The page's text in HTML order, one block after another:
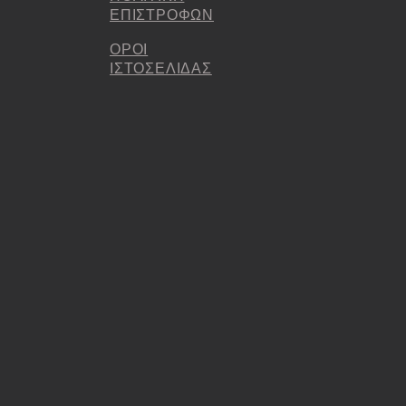
ΕΠΙΣΤΡΟΦΩΝ
ΟΡΟΙ
ΙΣΤΟΣΕΛΙΔΑΣ